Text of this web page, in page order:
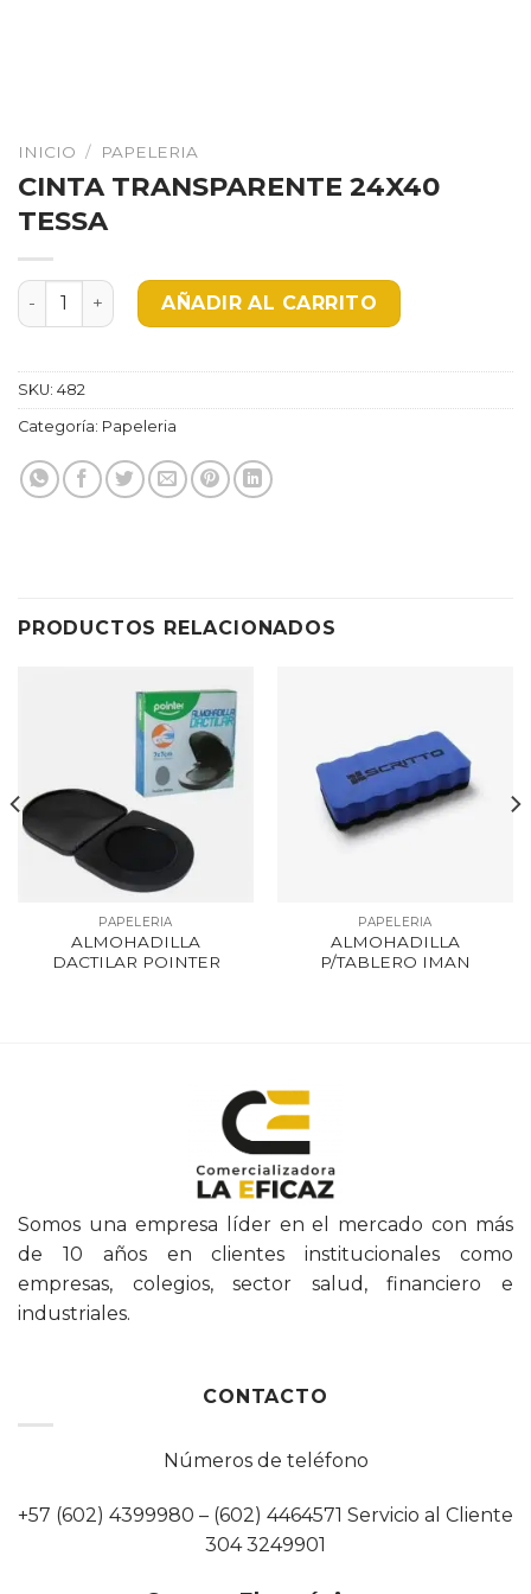
INICIO / PAPELERIA
CINTA TRANSPARENTE 24X40
TESSA
CINTA TRANSPARENTE 24X40 TESSA cantidad
AÑADIR AL CARRITO
SKU: 482
Categoría: Papeleria
PRODUCTOS RELACIONADOS
PAPELERIA
ALMOHADILLA
DACTILAR POINTER
PAPELERIA
ALMOHADILLA
P/TABLERO IMAN
Somos una empresa líder en el mercado con más
de 10 años en clientes institucionales como
empresas, colegios, sector salud, financiero e
industriales.
CONTACTO
Números de teléfono
+57 (602) 4399980 – (602) 4464571 Servicio al Cliente
304 3249901